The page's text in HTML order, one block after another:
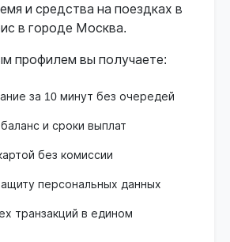
и средства на поездках в
в городе Москва.
профилем вы получаете:
за 10 минут без очередей
и сроки выплат
без комиссии
персональных данных
транзакций в едином